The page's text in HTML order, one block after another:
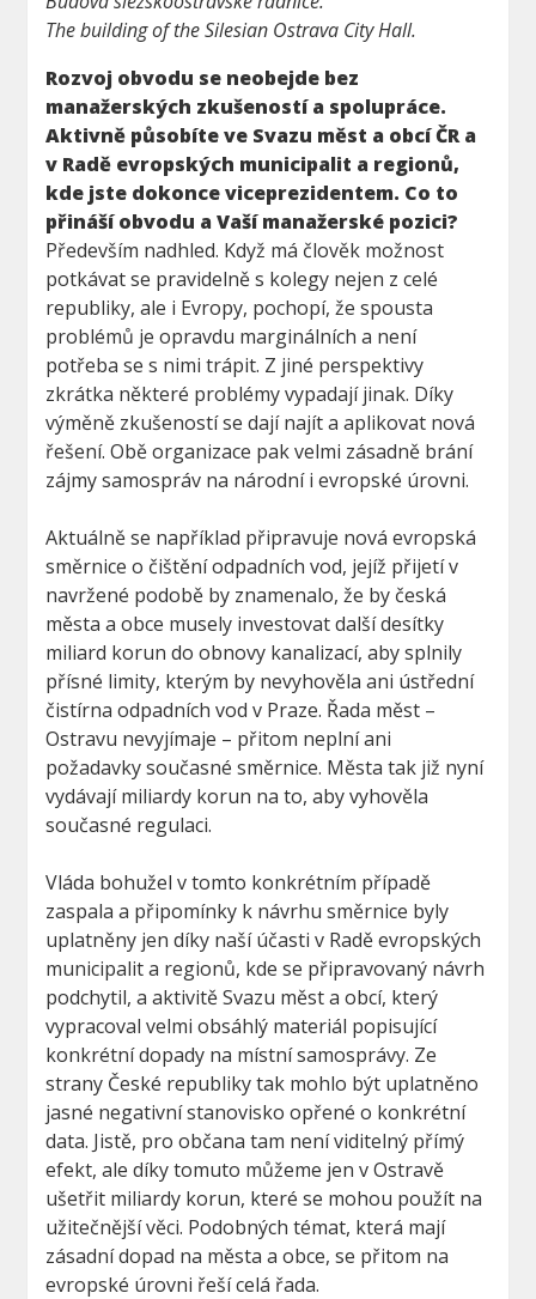
The building of the Silesian Ostrava City Hall.
Rozvoj obvodu se neobejde bez
manažerských zkušeností a spolupráce.
Aktivně působíte ve Svazu měst a obcí ČR a
v Radě evropských municipalit a regionů,
kde jste dokonce viceprezidentem. Co to
přináší obvodu a Vaší manažerské pozici?
Především nadhled. Když má člověk možnost
potkávat se pravidelně s kolegy nejen z celé
republiky, ale i Evropy, pochopí, že spousta
problémů je opravdu marginálních a není
potřeba se s nimi trápit. Z jiné perspektivy
zkrátka některé problémy vypadají jinak. Díky
výměně zkušeností se dají najít a aplikovat nová
řešení. Obě organizace pak velmi zásadně brání
zájmy samospráv na národní i evropské úrovni.
Aktuálně se například připravuje nová evropská
směrnice o čištění odpadních vod, jejíž přijetí v
navržené podobě by znamenalo, že by česká
města a obce musely investovat další desítky
miliard korun do obnovy kanalizací, aby splnily
přísné limity, kterým by nevyhověla ani ústřední
čistírna odpadních vod v Praze. Řada měst –
Ostravu nevyjímaje – přitom neplní ani
požadavky současné směrnice. Města tak již nyní
vydávají miliardy korun na to, aby vyhověla
současné regulaci.
Vláda bohužel v tomto konkrétním případě
zaspala a připomínky k návrhu směrnice byly
uplatněny jen díky naší účasti v Radě evropských
municipalit a regionů, kde se připravovaný návrh
podchytil, a aktivitě Svazu měst a obcí, který
vypracoval velmi obsáhlý materiál popisující
konkrétní dopady na místní samosprávy. Ze
strany České republiky tak mohlo být uplatněno
jasné negativní stanovisko opřené o konkrétní
data. Jistě, pro občana tam není viditelný přímý
efekt, ale díky tomuto můžeme jen v Ostravě
ušetřit miliardy korun, které se mohou použít na
užitečnější věci. Podobných témat, která mají
zásadní dopad na města a obce, se přitom na
evropské úrovni řeší celá řada.